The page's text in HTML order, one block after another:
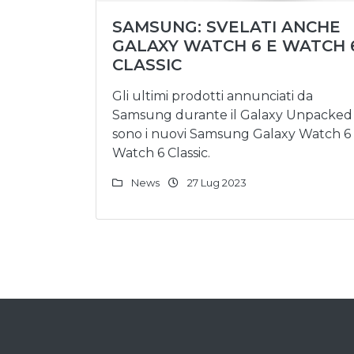
SAMSUNG: SVELATI ANCHE
GALAXY WATCH 6 E WATCH
CLASSIC
Gli ultimi prodotti annunciati da
Samsung durante il Galaxy Unpacked
sono i nuovi Samsung Galaxy Watch 6
Watch 6 Classic.
News 27 Lug 2023